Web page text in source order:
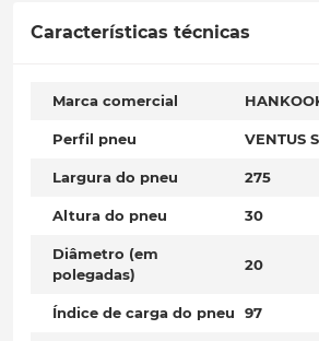
Características técnicas
Marca comercial
Perfil pneu VENTUS
Largura do pneu 275
Altura do pneu 30
Diâmetro (em
polegadas)
20
Índice de carga do pneu 97